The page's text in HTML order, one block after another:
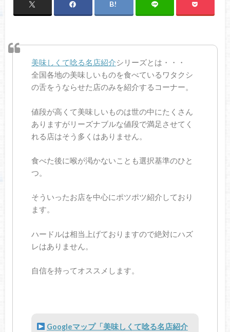
美味しくて唸る名店紹介シリーズとは・・・
全国各地の美味しいものを食べているワタクシ
の舌をうならせた店のみを紹介するコーナー。
値段が高くて美味しいものは世の中にたくさん
ありますがリーズナブルな値段で満足させてく
れる店はそう多くはありません。
食べた後に喉が渇かないことも選択基準のひと
つ。
そういったお店を中心にポツポツ紹介しており
ます。
ハードルは相当上げておりますので絶対にハズ
レはありません。
自信を持ってオススメします。
Googleマップ「美味しくて唸る名店紹介